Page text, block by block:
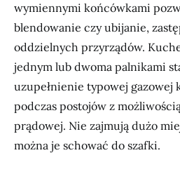
wymiennymi końcówkami
blendowanie czy ubijanie,
oddzielnych przyrządów.
jednym lub dwoma palnikami
uzupełnienie typowej gazowej
podczas postojów z
prądowej. Nie zajmują dużo
można je schować do szafki.